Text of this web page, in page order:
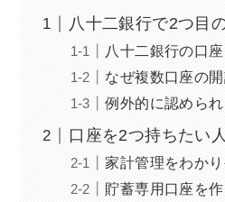
八十二銀行で2つ目
八十二銀行の口
なぜ複数口座の
例外的に認めら
口座を2つ持ちたい
家計管理をわか
貯蓄専用口座を